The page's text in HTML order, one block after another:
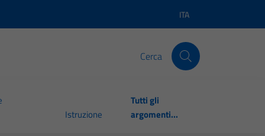
Lingua attiva:
ITA
Cerca
Istruzione
Tutti gli
argomenti...